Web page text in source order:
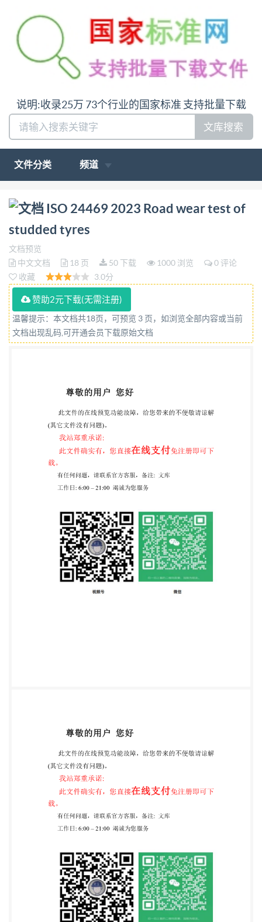
说明:收录25万 73个行业的国家标准 支持批量下载
文库搜索
文件分类 频道
问:哪里下载ISO 24469 2023 Road wear test of
studded tyres答:请联系微信:siduwenku
ISO 24469 2023 Road wear test of
studded tyres
文档预览
中文文档
18 页 50 下载 1000 浏览
0 评论
收藏
3.0分
赞助2元下载(无需注册)
温馨提示：本文档共18页，可预览 3 页，如浏览全部内容或当前
文档出现乱码,可开通会员下载原始文档